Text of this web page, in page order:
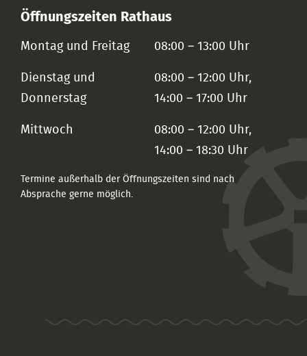
Öffnungszeiten Rathaus
Montag und Freitag 08:00 – 13:00 Uhr
Dienstag und
Donnerstag
08:00 – 12:00 Uhr,
14:00 – 17:00 Uhr
Mittwoch
08:00 – 12:00 Uhr,
14:00 – 18:30 Uhr
Termine außerhalb der Öffnungszeiten sind nach
Absprache gerne möglich.